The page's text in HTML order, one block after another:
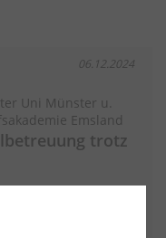
06.12.2024
Uni Münster u.
Emsland
trotz